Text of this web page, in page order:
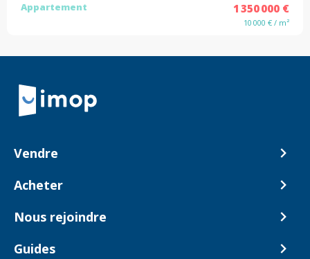
Appartement 1 350 000 €
10 000 € / m²
Retour à la navigation principale
Vendre
Comment ça marche ?
Acheter
Biens en vente
Nous rejoindre
Devenir Conseiller
Guides